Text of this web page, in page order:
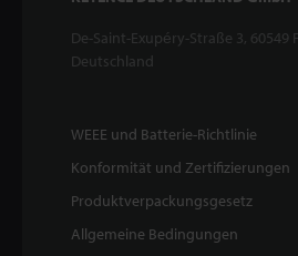
De-Saint-Exupéry-Straße 3,
Deutschland
WEEE und Batterie-Richtlinie
Konformität und Zertifizierungen
Produktverpackungsgesetz
Allgemeine Bedingungen